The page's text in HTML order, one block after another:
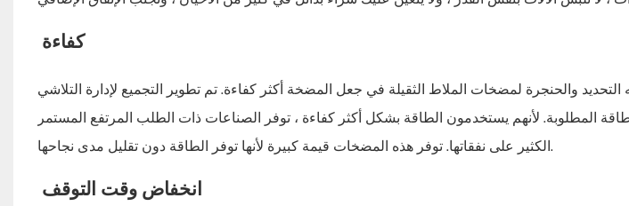
كفاءة
والحنجرة لمضخات الملاط الثقيلة في جعل المضخة أكثر كفاءة. تم تطوير التجميع لإدارة التلاشي
المطلوبة. لأنهم يستخدمون الطاقة بشكل أكثر كفاءة ، توفر الصناعات ذات الطلب المرتفع المستمر
الكثير على نفقاتها. توفر هذه المضخات قيمة كبيرة لأنها توفر الطاقة دون تقليل مدى نجاحها.
انخفاض وقت التوقف